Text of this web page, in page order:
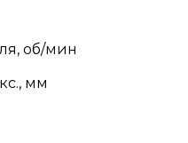
об/мин
мм